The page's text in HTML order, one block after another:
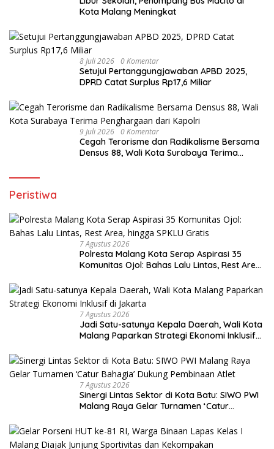
Kota Malang Meningkat
8 Juli 2026 0 Komentar
Setujui Pertanggungjawaban APBD 2025,
DPRD Catat Surplus Rp17,6 Miliar
9 Juli 2026 0 Komentar
Cegah Terorisme dan Radikalisme Bersama
Densus 88, Wali Kota Surabaya Terima
Peristiwa
7 Agustus 2026
Polresta Malang Kota Serap Aspirasi 35
Komunitas Ojol: Bahas Lalu Lintas, Rest Area,
7 Agustus 2026
Jadi Satu-satunya Kepala Daerah, Wali Kota
Malang Paparkan Strategi Ekonomi Inklusif
7 Agustus 2026
Sinergi Lintas Sektor di Kota Batu: SIWO PWI
Malang Raya Gelar Turnamen ‘Catur